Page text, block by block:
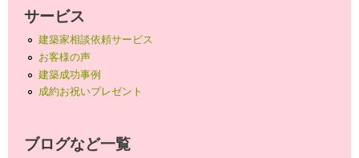
サービス
建築家相談依頼サービス
お客様の声
建築成功事例
成約お祝いプレゼント
ブログなど一覧